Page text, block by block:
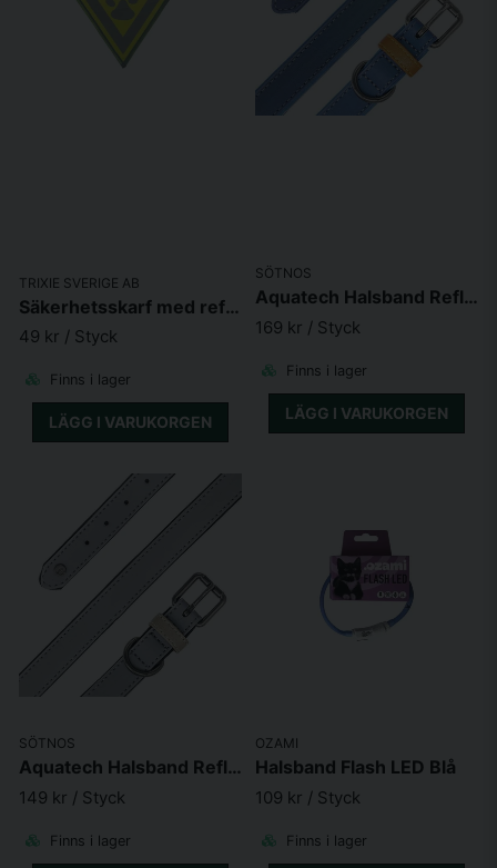
TRIXIE SVERIGE AB
Säkerhetsskarf med reflex
49 kr / Styck
Finns i lager
LÄGG I VARUKORGEN
SÖTNOS
Aquatech Halsband Reflex Blå
169 kr / Styck
Finns i lager
LÄGG I VARUKORGEN
SÖTNOS
Aquatech Halsband Reflex Grå
149 kr / Styck
Finns i lager
OZAMI
Halsband Flash LED Blå
109 kr / Styck
Finns i lager